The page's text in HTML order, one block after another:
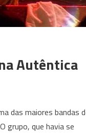
Autêntica
de
das maiores bandas
grupo, que havia se